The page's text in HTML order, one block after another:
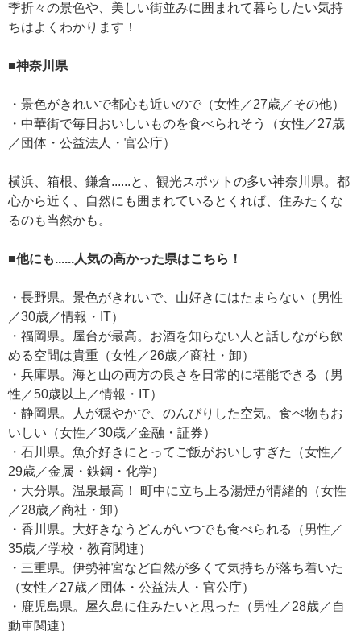
季折々の景色や、美しい街並みに囲まれて暮らしたい気持
ちはよくわかります！
■神奈川県
・景色がきれいで都心も近いので（女性／27歳／その他）
・中華街で毎日おいしいものを食べられそう（女性／27歳
／団体・公益法人・官公庁）
横浜、箱根、鎌倉......と、観光スポットの多い神奈川県。都
心から近く、自然にも囲まれているとくれば、住みたくな
るのも当然かも。
■他にも......人気の高かった県はこちら！
・長野県。景色がきれいで、山好きにはたまらない（男性
／30歳／情報・IT）
・福岡県。屋台が最高。お酒を知らない人と話しながら飲
める空間は貴重（女性／26歳／商社・卸）
・兵庫県。海と山の両方の良さを日常的に堪能できる（男
性／50歳以上／情報・IT）
・静岡県。人が穏やかで、のんびりした空気。食べ物もお
いしい（女性／30歳／金融・証券）
・石川県。魚介好きにとってご飯がおいしすぎた（女性／
29歳／金属・鉄鋼・化学）
・大分県。温泉最高！ 町中に立ち上る湯煙が情緒的（女性
／28歳／商社・卸）
・香川県。大好きなうどんがいつでも食べられる（男性／
35歳／学校・教育関連）
・三重県。伊勢神宮など自然が多くて気持ちが落ち着いた
（女性／27歳／団体・公益法人・官公庁）
・鹿児島県。屋久島に住みたいと思った（男性／28歳／自
動車関連）